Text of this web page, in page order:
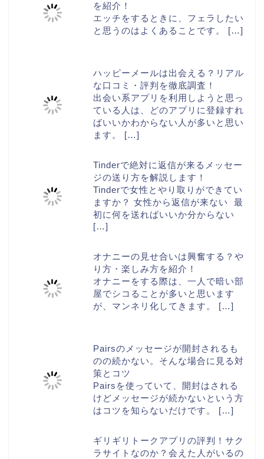
を紹介！
エッチをするときに、フェラしたい
と思うのはよくあることです。 […]
ハッピーメールは出会える？リアル
な口コミ・評判を徹底調査！
出会い系アプリを利用しようと思っ
ている人は、どのアプリに登録すれ
ばいいかわからない人が多いと思い
ます。 […]
Tinderで絶対に返信が来るメッセー
ジの送り方を解説します！
Tinderで女性とやり取りができてい
ますか？ 女性から返信が来ない 最
初に何を送ればいいか分からない
[…]
オナニーの見せ合いは興奮する？や
り方・楽しみ方を紹介！
オナニーをする際は、一人で暗い部
屋でシコることが多いと思います
が、マンネリ化してきます。 […]
Pairsのメッセージが開封されるも
のの続かない。そんな場合に見る対
策とコツ
Pairsを使っていて、開封はされる
けどメッセージが続かないという方
はコツを知らないだけです。 […]
ギリギリトークアプリの評判！サク
ラサイトなのか？会えた人がいるの